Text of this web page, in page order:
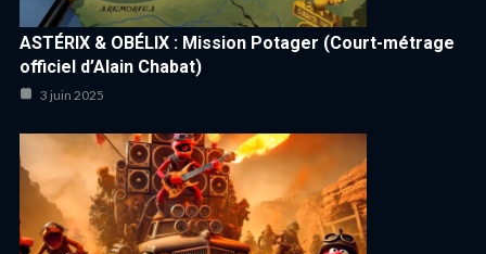
ASTÉRIX & OBÉLIX : Mission Potager (Court-métrage
officiel d’Alain Chabat)
3 juin 2025